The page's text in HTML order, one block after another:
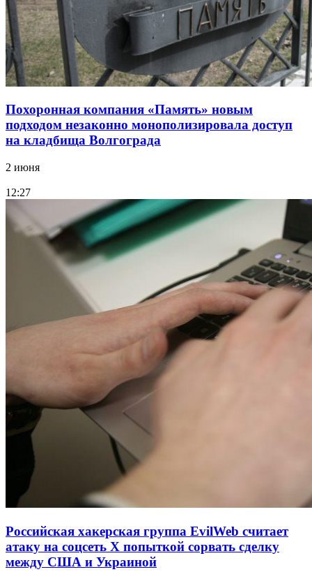
Похоронная компания «Память» новым
подходом незаконно монополизировала доступ
на кладбища Волгограда
2 июня
12:27
Российская хакерская группа EvilWeb считает
атаку на соцсеть Х попыткой сорвать сделку
между США и Украиной